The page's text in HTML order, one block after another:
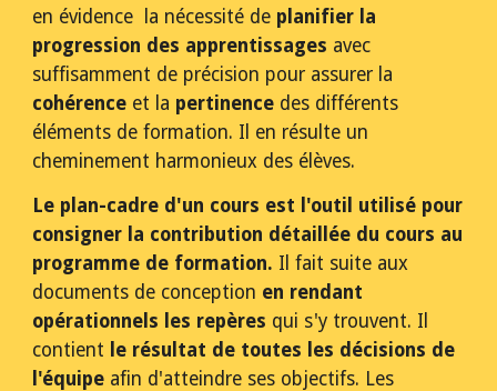
en évidence  la nécessité de planifier la
progression des apprentissages avec
cohérence et la pertinence des différents
éléments de formation. Il en résulte un
cheminement harmonieux des élèves.
Le plan-cadre d'un cours est l'outil utilisé pour
consigner la contribution détaillée du cours au
programme de formation. Il fait suite aux
documents de conception en rendant
opérationnels les repères qui s'y trouvent. Il
contient le résultat de toutes les décisions de
l'équipe afin d'atteindre ses objectifs. Les